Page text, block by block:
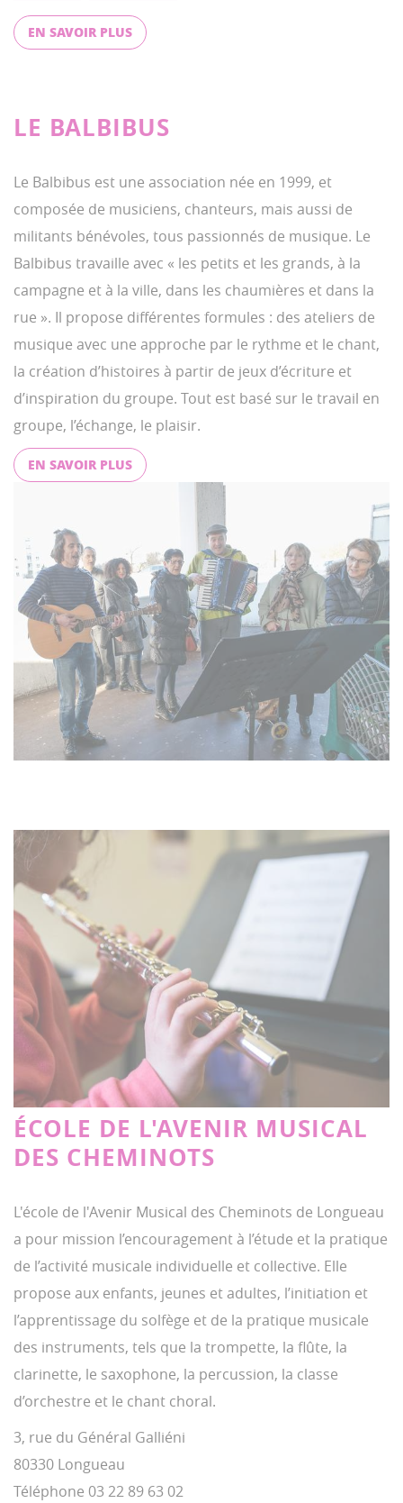
EN SAVOIR PLUS
LE BALBIBUS
Le Balbibus est une association née en 1999, et
composée de musiciens, chanteurs, mais aussi de
militants bénévoles, tous passionnés de musique. Le
Balbibus travaille avec « les petits et les grands, à la
campagne et à la ville, dans les chaumières et dans la
rue ». Il propose différentes formules : des ateliers de
musique avec une approche par le rythme et le chant,
la création d’histoires à partir de jeux d’écriture et
d’inspiration du groupe. Tout est basé sur le travail en
groupe, l’échange, le plaisir.
EN SAVOIR PLUS
ÉCOLE DE L'AVENIR MUSICAL
DES CHEMINOTS
L'école de l'Avenir Musical des Cheminots de Longueau
a pour mission l’encouragement à l’étude et la pratique
de l’activité musicale individuelle et collective. Elle
propose aux enfants, jeunes et adultes, l’initiation et
l’apprentissage du solfège et de la pratique musicale
des instruments, tels que la trompette, la flûte, la
clarinette, le saxophone, la percussion, la classe
d’orchestre et le chant choral.
3, rue du Général Galliéni
80330 Longueau
Téléphone 03 22 89 63 02